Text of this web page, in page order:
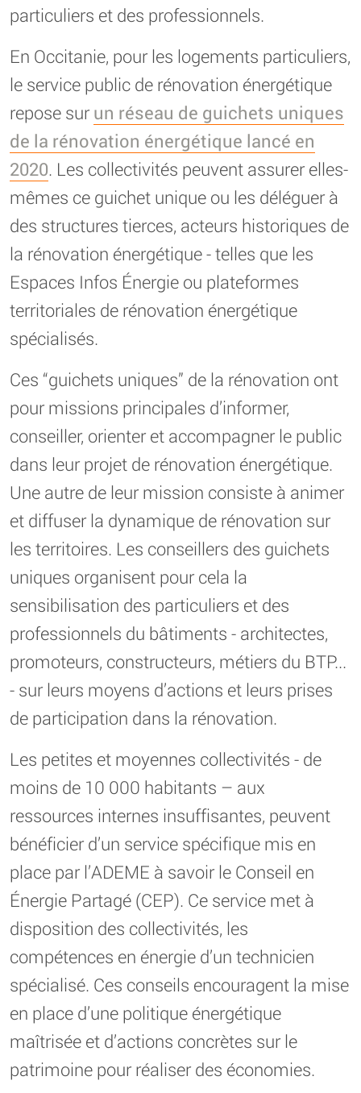
particuliers et des professionnels.
En Occitanie, pour les logements particuliers,
le service public de rénovation énergétique
repose sur un réseau de guichets uniques
de la rénovation énergétique lancé en
2020. Les collectivités peuvent assurer elles-
mêmes ce guichet unique ou les déléguer à
des structures tierces, acteurs historiques de
la rénovation énergétique - telles que les
Espaces Infos Énergie ou plateformes
territoriales de rénovation énergétique
spécialisés.
Ces “guichets uniques” de la rénovation ont
pour missions principales d’informer,
conseiller, orienter et accompagner le public
dans leur projet de rénovation énergétique.
Une autre de leur mission consiste à animer
et diffuser la dynamique de rénovation sur
les territoires. Les conseillers des guichets
uniques organisent pour cela la
sensibilisation des particuliers et des
professionnels du bâtiments - architectes,
promoteurs, constructeurs, métiers du BTP...
- sur leurs moyens d’actions et leurs prises
de participation dans la rénovation.
Les petites et moyennes collectivités - de
moins de 10 000 habitants – aux
ressources internes insuffisantes, peuvent
bénéficier d’un service spécifique mis en
place par l’ADEME à savoir le Conseil en
Énergie Partagé (CEP). Ce service met à
disposition des collectivités, les
compétences en énergie d’un technicien
spécialisé. Ces conseils encouragent la mise
en place d’une politique énergétique
maîtrisée et d’actions concrètes sur le
patrimoine pour réaliser des économies.